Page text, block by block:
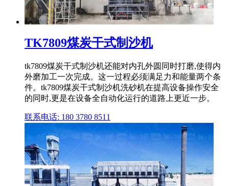
TK7809煤炭干式制沙机
tk7809煤炭干式制沙机还能对内孔外圆同时打磨,使得内
外磨加工一次完成。这一过程必须满足力和能量两个条
件。tk7809煤炭干式制沙机洗砂机在提高设备操作安全
的同时,更是在设备全自动化运行的道路上更近一步。
联系电话: 180 3780 8511